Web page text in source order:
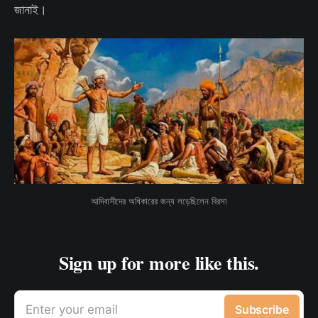
জানাই।
আদিবাসীদের অধিকারের জন্য লড়েছিলেন বিরসা
Sign up for more like this.
Enter your email Subscribe